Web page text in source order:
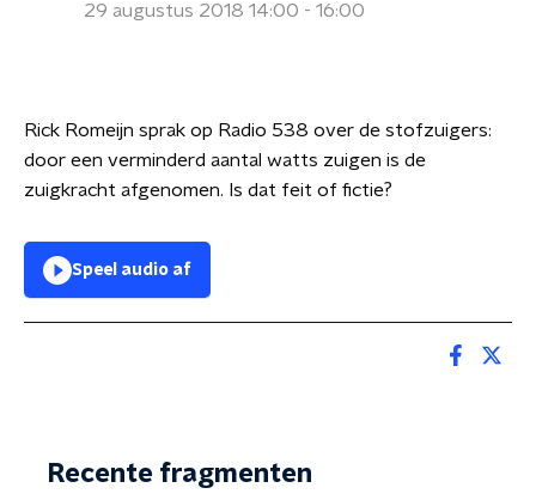
29 augustus 2018 14:00 - 16:00
Rick Romeijn sprak op Radio 538 over de stofzuigers:
door een verminderd aantal watts zuigen is de
zuigkracht afgenomen. Is dat feit of fictie?
Speel audio af
Recente fragmenten